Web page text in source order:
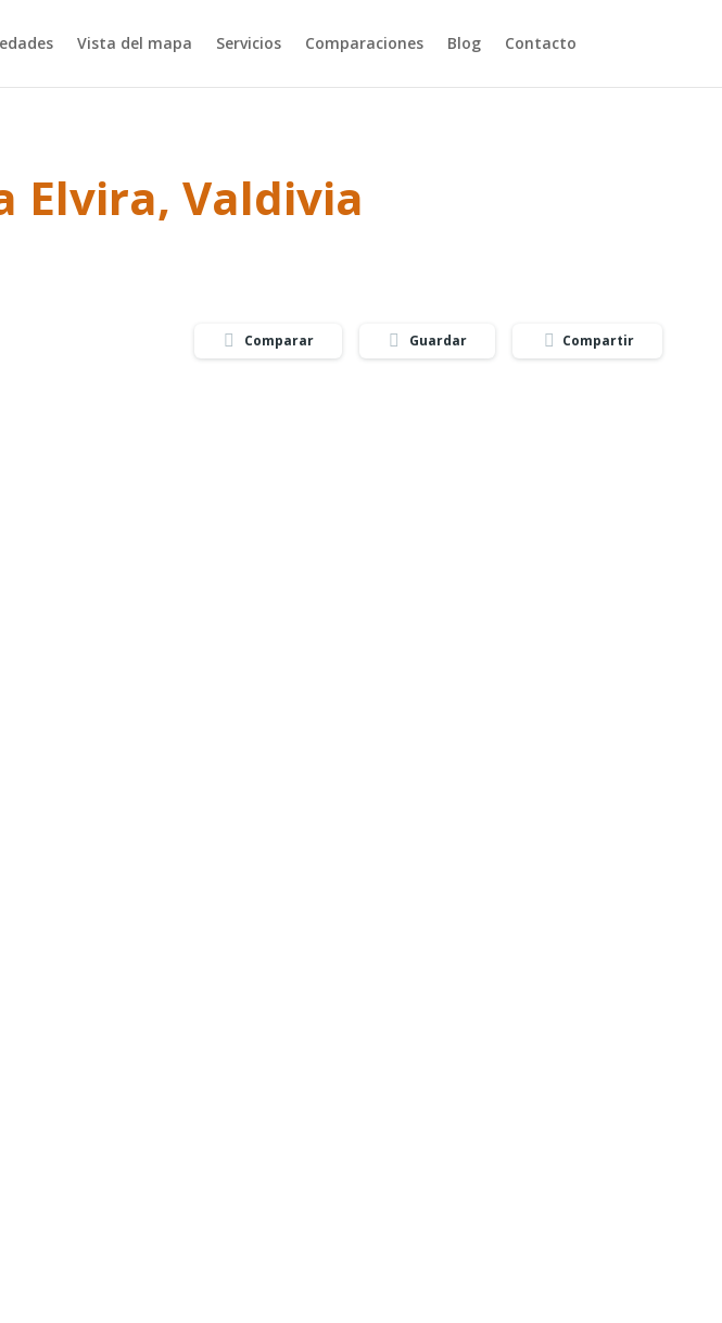
Vista del mapa Servicios Comparaciones Blog Contacto
Elvira, Valdivia
Comparar Guardar Compartir